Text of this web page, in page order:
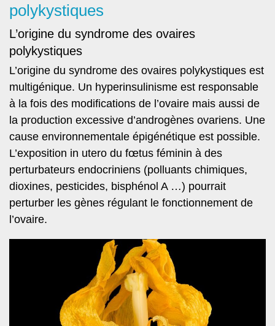
polykystiques
L’origine du syndrome des ovaires
polykystiques
L’origine du syndrome des ovaires polykystiques est
multigénique. Un hyperinsulinisme est responsable
à la fois des modifications de l’ovaire mais aussi de
la production excessive d’androgènes ovariens. Une
cause environnementale épigénétique est possible.
L’exposition in utero du fœtus féminin à des
perturbateurs endocriniens (polluants chimiques,
dioxines, pesticides, bisphénol A …) pourrait
perturber les gènes régulant le fonctionnement de
l’ovaire.